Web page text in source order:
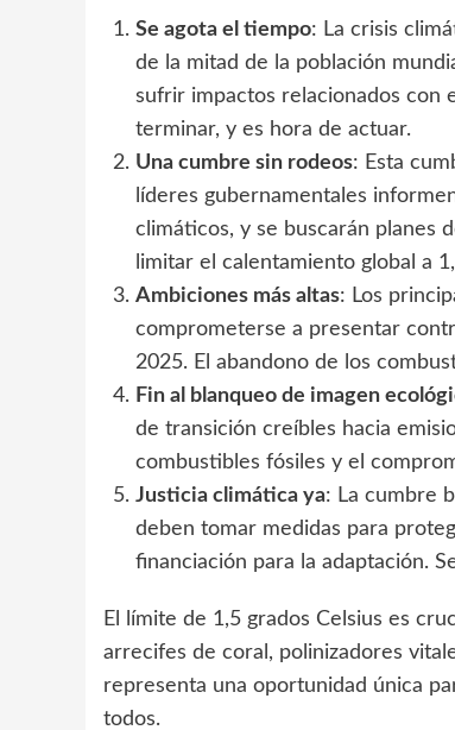
Se agota el tiempo: La crisis
de la mitad de la población
sufrir impactos relacionados con
terminar, y es hora de actuar.
Una cumbre sin rodeos: Esta
líderes gubernamentales
climáticos, y se buscarán planes
limitar el calentamiento global a
Ambiciones más altas: Los
comprometerse a presentar
2025. El abandono de los
Fin al blanqueo de imagen
de transición creíbles hacia
combustibles fósiles y el
Justicia climática ya: La cumbre
deben tomar medidas para
financiación para la adaptación.
El límite de 1,5 grados Celsius es
arrecifes de coral, polinizadores
representa una oportunidad única
todos.